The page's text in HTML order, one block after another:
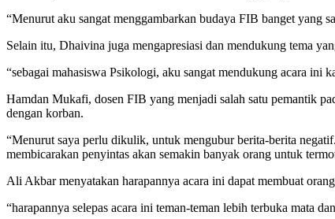
“Menurut aku sangat menggambarkan budaya FIB banget yang
Selain itu, Dhaivina juga mengapresiasi dan mendukung tema
“sebagai mahasiswa Psikologi, aku sangat mendukung acara ini
Hamdan Mukafi, dosen FIB yang menjadi salah satu pemantik
dengan korban.
“Menurut saya perlu dikulik, untuk mengubur berita-berita
membicarakan penyintas akan semakin banyak orang untuk
Ali Akbar menyatakan harapannya acara ini dapat membuat
“harapannya selepas acara ini teman-teman lebih terbuka mata